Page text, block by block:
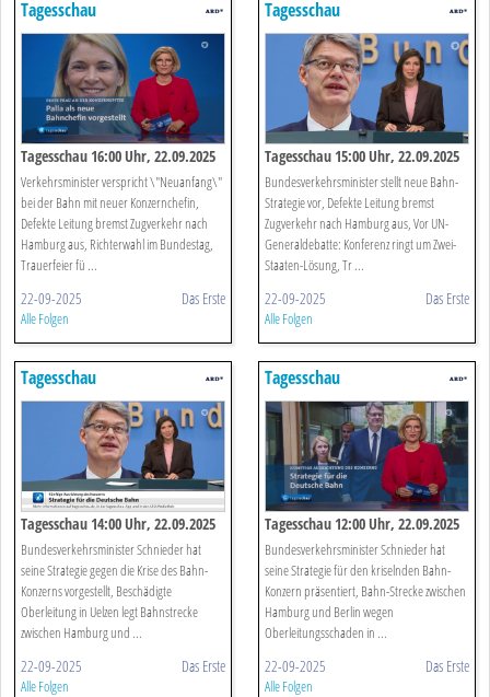
Tagesschau
Tagesschau 16:00 Uhr, 22.09.2025
Verkehrsminister verspricht \"Neuanfang\"
bei der Bahn mit neuer Konzernchefin,
Defekte Leitung bremst Zugverkehr nach
Hamburg aus, Richterwahl im Bundestag,
Trauerfeier fü ...
22-09-2025 Das Erste
Alle Folgen
Tagesschau
Tagesschau 15:00 Uhr, 22.09.2025
Bundesverkehrsminister stellt neue Bahn-
Strategie vor, Defekte Leitung bremst
Zugverkehr nach Hamburg aus, Vor UN-
Generaldebatte: Konferenz ringt um Zwei-
Staaten-Lösung, Tr ...
22-09-2025 Das Erste
Alle Folgen
Tagesschau
Tagesschau 14:00 Uhr, 22.09.2025
Bundesverkehrsminister Schnieder hat
seine Strategie gegen die Krise des Bahn-
Konzerns vorgestellt, Beschädigte
Oberleitung in Uelzen legt Bahnstrecke
zwischen Hamburg und ...
22-09-2025 Das Erste
Alle Folgen
Tagesschau
Tagesschau 12:00 Uhr, 22.09.2025
Bundesverkehrsminister Schnieder hat
seine Strategie für den kriselnden Bahn-
Konzern präsentiert, Bahn-Strecke zwischen
Hamburg und Berlin wegen
Oberleitungsschaden in ...
22-09-2025 Das Erste
Alle Folgen